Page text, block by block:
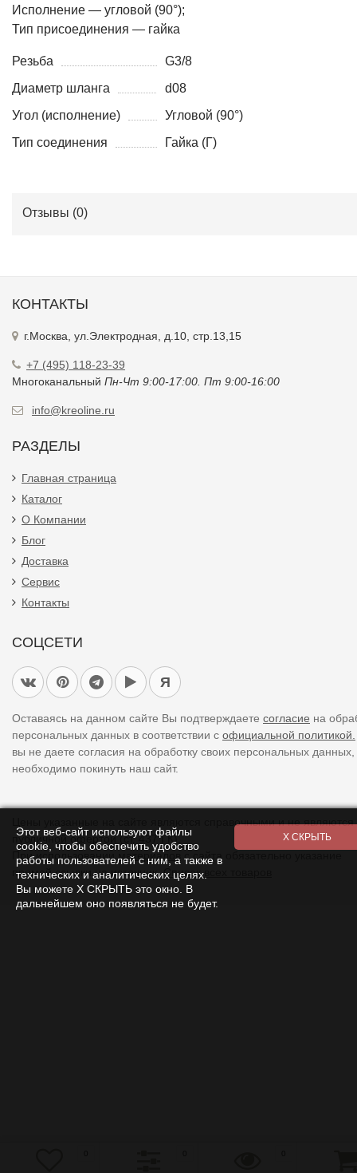
Исполнение — угловой (90°);
Тип присоединения — гайка
Резьба
G3/8
Диаметр шланга
d08
Угол (исполнение)
Угловой (90°)
Тип соединения
Гайка (Г)
Отзывы (0)
КОНТАКТЫ
г.Москва, ул.Электродная, д.10, стр.13,15
+7 (495) 118-23-39
Многоканальный Пн-Чт 9:00-17:00. Пт 9:00-16:00
info@kreoline.ru
РАЗДЕЛЫ
Главная страница
Каталог
О Компании
Блог
Доставка
Сервис
Контакты
СОЦСЕТИ
Я
Оставаясь на данном сайте Вы подтверждаете согласие на
персональных данных в соответствии с официальной политикой.
вы не даете согласия на обработку своих персональных
необходимо покинуть наш сайт.
Цены указанные на сайте являются справочными и не являются
публичной офертой (ст. 437 ГК).
При использовании материалов с сайта обязательно указание
прямой ссылки на источник.Список всех товаров
Этот веб-сайт используют файлы
cookie, чтобы обеспечить удобство
работы пользователей с ним, а также в
технических и аналитических целях.
Вы можете Х СКРЫТЬ это окно. В
дальнейшем оно появляться не будет.